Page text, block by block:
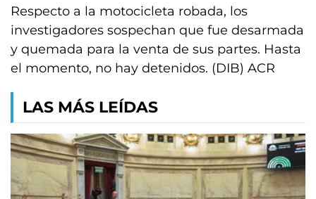
Respecto a la motocicleta robada, los
investigadores sospechan que fue desarmada
y quemada para la venta de sus partes. Hasta
el momento, no hay detenidos. (DIB) ACR
LAS MÁS LEÍDAS